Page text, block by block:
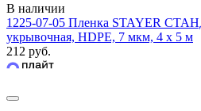
В наличии
1225-07-05 Пленка STAYER
укрывочная, HDPE, 7 мкм, 4 х 5 м
212 руб.